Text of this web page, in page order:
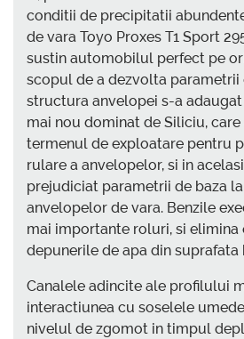
conditii de precipitatii
de vara Toyo Proxes T1 Sport
sustin automobilul perfect pe
scopul de a dezvolta parametrii
structura anvelopei s-a
mai nou dominat de Siliciu,
termenul de exploatare pentru
rulare a anvelopelor, si in
prejudiciat parametrii de baza
anvelopelor de vara. Benzile
mai importante roluri, si elimina
depunerile de apa din suprafata
Canalele adincite ale profilului
interactiunea cu soselele
nivelul de zgomot in timpul